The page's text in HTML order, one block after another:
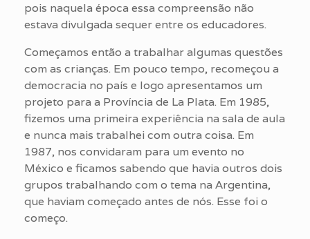
pois naquela época essa compreensão não
estava divulgada sequer entre os educadores.
Começamos então a trabalhar algumas questões
com as crianças. Em pouco tempo, recomeçou a
democracia no país e logo apresentamos um
projeto para a Província de La Plata. Em 1985,
fizemos uma primeira experiência na sala de aula
e nunca mais trabalhei com outra coisa. Em
1987, nos convidaram para um evento no
México e ficamos sabendo que havia outros dois
grupos trabalhando com o tema na Argentina,
que haviam começado antes de nós. Esse foi o
começo.